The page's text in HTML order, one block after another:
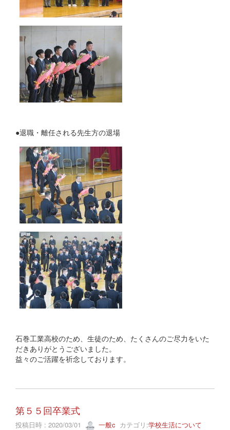
●退職・離任される先生方の退場
石巻工業高校のため、生徒のため、たくさんのご尽力をいた
だきありがとうございました。
益々のご活躍を祈念しております。
第５５回卒業式
投稿日時 : 2020/03/01 一般c カテゴリ:学校生活について